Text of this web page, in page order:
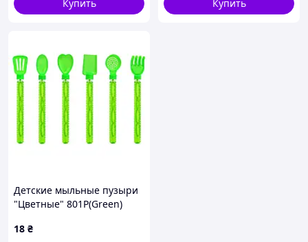
Купить
Купить
Детские мыльные пузыри
"Цветные" 801P(Green)
18 ₴